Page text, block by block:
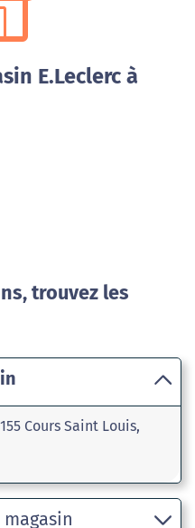
E.Leclerc à
trouvez les
Cours Saint Louis,